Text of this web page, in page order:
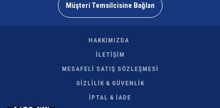
Müşteri Temsilcisine Bağlan
HAKKIMIZDA
İLETİŞİM
MESAFELİ SATIŞ SÖZLEŞMESİ
GİZLİLİK & GÜVENLİK
İPTAL & İADE